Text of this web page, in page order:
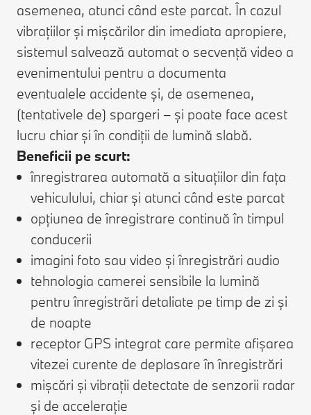
asemenea, atunci când este parcat. În cazul
vibrațiilor și mișcărilor din imediata apropiere,
sistemul salvează automat o secvență video a
evenimentului pentru a documenta
eventualele accidente și, de asemenea,
(tentativele de) spargeri – și poate face acest
lucru chiar și în condiții de lumină slabă.
Beneficii pe scurt:
înregistrarea automată a situațiilor din fața
vehiculului, chiar și atunci când este parcat
opțiunea de înregistrare continuă în timpul
conducerii
imagini foto sau video și înregistrări audio
tehnologia camerei sensibile la lumină
pentru înregistrări detaliate pe timp de zi și
de noapte
receptor GPS integrat care permite afișarea
vitezei curente de deplasare în înregistrări
mișcări și vibrații detectate de senzorii radar
și de accelerație